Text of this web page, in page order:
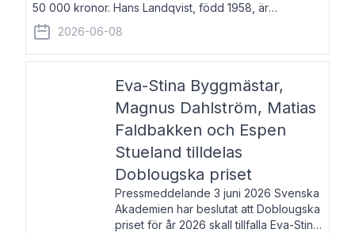
50 000 kronor. Hans Landqvist, född 1958, är
professor i svenska vid Göteborgs universitet. Han
disputerade år 2000 på avhandlingen Författn
2026-06-08
Eva-Stina Byggmästar,
Magnus Dahlström, Matias
Faldbakken och Espen
Stueland tilldelas
Doblougska priset
Pressmeddelande 3 juni 2026 Svenska
Akademien har beslutat att Doblougska
priset för år 2026 skall tillfalla Eva-Stina